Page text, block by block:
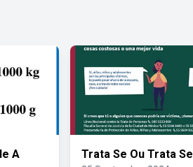
A Trata Se Ou Trata Se